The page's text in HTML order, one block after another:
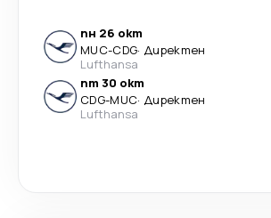
пн 26 окт
MUC-CDG· Директен
Lufthansa
пт 30 окт
CDG-MUC· Директен
Lufthansa